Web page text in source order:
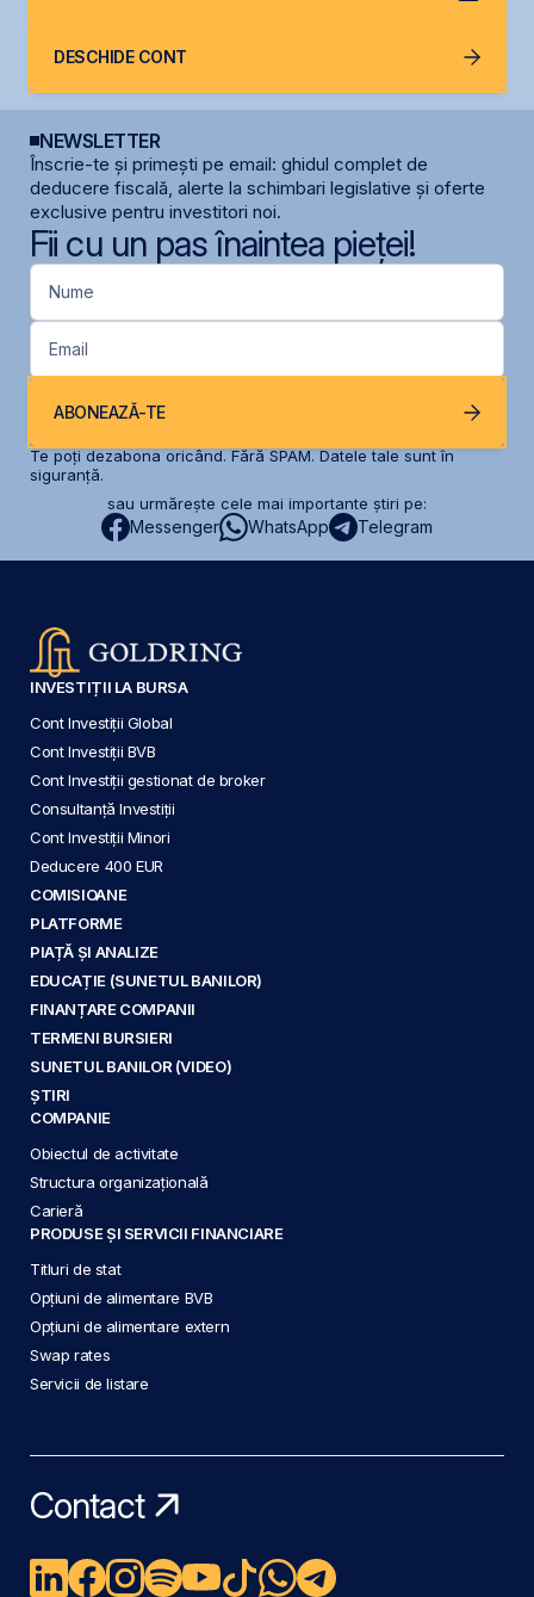
DESCHIDE CONT
NEWSLETTER
Înscrie-te și primești pe email: ghidul complet de
deducere fiscală, alerte la schimbari legislative și oferte
exclusive pentru investitori noi.
Fii cu un pas înaintea pieței!
Nume
Email
ABONEAZĂ-TE
Te poți dezabona oricând. Fără SPAM. Datele tale sunt în
siguranță.
sau urmărește cele mai importante știri pe:
Messenger WhatsApp Telegram
INVESTIȚII LA BURSA
Cont Investiții Global
Cont Investiții BVB
Cont Investiții gestionat de broker
Consultanță Investiții
Cont Investiții Minori
Deducere 400 EUR
COMISIOANE
PLATFORME
PIAȚĂ ȘI ANALIZE
EDUCAȚIE (SUNETUL BANILOR)
FINANȚARE COMPANII
TERMENI BURSIERI
SUNETUL BANILOR (VIDEO)
ȘTIRI
COMPANIE
Obiectul de activitate
Structura organizațională
Carieră
PRODUSE ȘI SERVICII FINANCIARE
Titluri de stat
Opțiuni de alimentare BVB
Opțiuni de alimentare extern
Swap rates
Servicii de listare
Contact